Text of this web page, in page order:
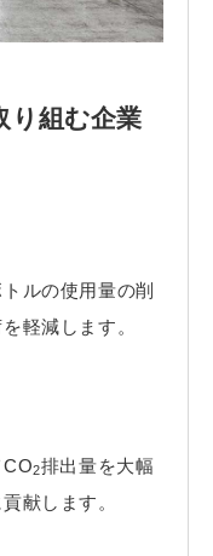
り組む企業
ルの使用量の削
軽減します。
CO2排出量を大幅
献します。